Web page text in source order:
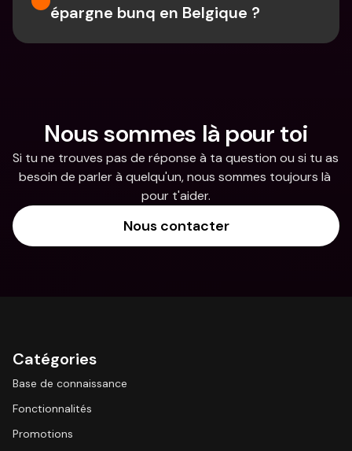
épargne bunq en Belgique ?
Nous sommes là pour toi
Si tu ne trouves pas de réponse à ta question ou si tu as
besoin de parler à quelqu'un, nous sommes toujours là
pour t'aider.
Nous contacter
Catégories
Base de connaissance
Fonctionnalités
Promotions